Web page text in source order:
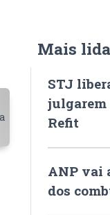
Mais
STJ
julgarem
Refit
ANP vai
dos